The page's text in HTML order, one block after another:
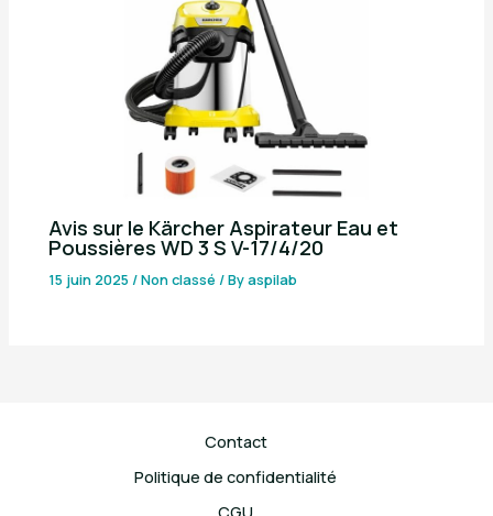
Avis sur le Kärcher Aspirateur Eau et
Poussières WD 3 S V-17/4/20
15 juin 2025/Non classé / Byaspilab
Contact
Politique de confidentialité